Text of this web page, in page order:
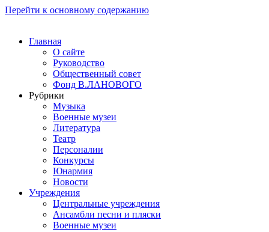
Перейти к основному содержанию
Главная
О сайте
Руководство
Общественный совет
Фонд В.ЛАНОВОГО
Рубрики
Музыка
Военные музеи
Литература
Театр
Персоналии
Конкурсы
Юнармия
Новости
Учреждения
Центральные учреждения
Ансамбли песни и пляски
Военные музеи